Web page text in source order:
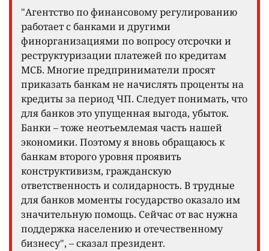
"Агентство по финансовому регулированию
работает с банками и другими
финорганизациями по вопросу отсрочки и
реструктуризации платежей по кредитам
МСБ. Многие предприниматели просят
приказать банкам не начислять проценты на
кредиты за период ЧП. Следует понимать, что
для банков это упущенная выгода, убыток.
Банки – тоже неотъемлемая часть нашей
экономики. Поэтому я вновь обращаюсь к
банкам второго уровня проявить
конструктивизм, гражданскую
ответственность и солидарность. В трудные
для банков моменты государство оказало им
значительную помощь. Сейчас от вас нужна
поддержка населению и отечественному
бизнесу", – сказал президент.